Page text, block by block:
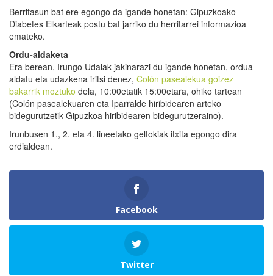
Berritasun bat ere egongo da igande honetan: Gipuzkoako
Diabetes Elkarteak postu bat jarriko du herritarrei informazioa
emateko.
Ordu-aldaketa
Era berean, Irungo Udalak jakinarazi du igande honetan, ordua
aldatu eta udazkena iritsi denez, Colón pasealekua goizez
bakarrik moztuko dela, 10:00etatik 15:00etara, ohiko tartean
(Colón pasealekuaren eta Iparralde hiribidearen arteko
bidegurutzetik Gipuzkoa hiribidearen bidegurutzeraino).
Irunbusen 1., 2. eta 4. lineetako geltokiak itxita egongo dira
erdialdean.
Facebook
Twitter